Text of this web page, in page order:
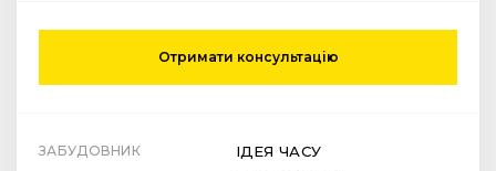
Отримати консультацію
ЗАБУДОВНИК ІДЕЯ ЧАСУ